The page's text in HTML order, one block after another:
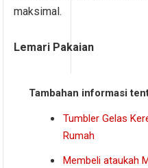
maksimal.
Lemari Pakaian
Tambahan informasi
Tumbler Gelas
Rumah
Membeli ataukah